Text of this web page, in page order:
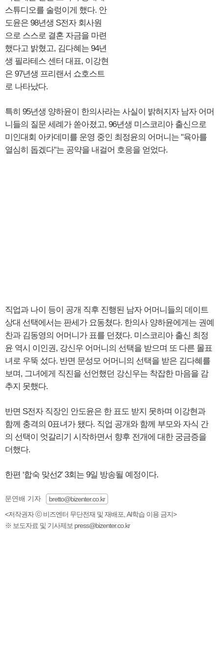
스튜디오를 술렁이게 했다. 안
도윤은 98년생 S전자 회사원
으로 스스로 결혼 자금을 마련
했다고 밝혔고, 김다혜는 94년
생 필라테스 센터 대표, 이강현
은 97년생 프리랜서 쇼호스트
로 나타났다.
특히 95년생 양하윤이 한의사라는 사실이 밝혀지자 남자 어머
니들의 질문 세례가 쏟아졌고, 96년생 미스코리아 출신으로
미인대회 아카데미를 운영 중인 최정윤의 어머니는 "육아를
열심히 돕겠다"는 공약을 내걸어 호응을 얻었다.
직업과 나이 등이 공개 직후 진행된 남자 어머니들의 데이트
상대 선택에서는 판세가 요동쳤다. 한의사 양하윤에게는 권예
찬과 김동영의 어머니가 표를 던졌다. 미스코리아 출신 최정
윤 역시 이인권, 강신우 어머니의 선택을 받으며 또 다른 몰표
녀로 우뚝 섰다. 반면 문성모 어머니의 선택을 받은 김다혜를
보며, 그녀에게 직진을 선언했던 강신우는 착잡한 마음을 감
추지 못했다.
반면 S전자 직장인 안도윤은 한 표도 받지 못하며 이강현과
함께 충격의 0표녀가 됐다. 직업 공개와 함께 부모와 자식 간
의 선택이 엇갈리기 시작하면서 향후 전개에 대한 궁금증을
더했다.
한편 ‘합숙 맞선2’ 3회는 9일 방송될 예정이다.
문연배 기자
bretto@bizenter.co.kr
<저작권자 ⓒ 비즈엔터 무단전재 및 재배포, AI학습 이용 금지>
※ 보도자료 및 기사제보 press@bizenter.co.kr